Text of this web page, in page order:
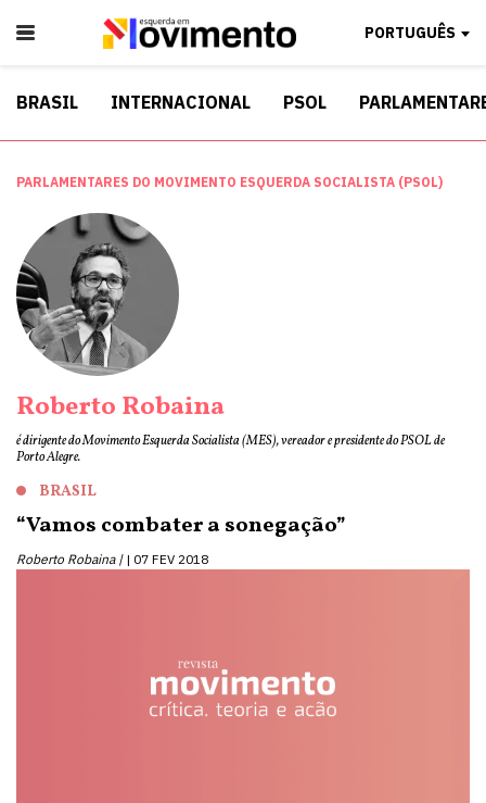
PORTUGUÊS
BRASIL INTERNACIONAL PSOL
PARLAMENTARES DO MOVIMENTO ESQUERDA SOCIALISTA (PSOL)
Roberto Robaina
é dirigente do Movimento Esquerda Socialista (MES), vereador e presidente do PSOL de
Porto Alegre.
BRASIL
“Vamos combater a sonegação”
Roberto Robaina | 07 FEV 2018